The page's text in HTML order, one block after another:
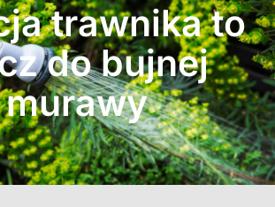
trawnika to
do bujnej
murawy